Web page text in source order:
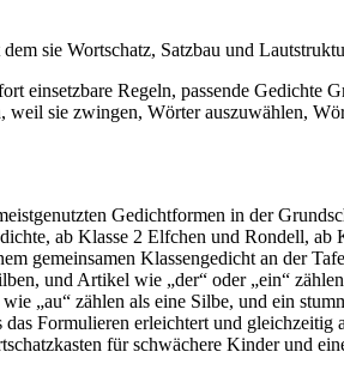
sie Wortschatz, Satzbau und
einsetzbare Regeln, passende
sie zwingen, Wörter auszuwählen,
Gedichtformen in der
ab Klasse 2 Elfchen und Rondell,
gemeinsamen Klassengedicht an der
und Artikel wie „der“ oder „ein“
„au“ zählen als eine Silbe, und ein
Formulieren erleichtert und gleichzeitig
für schwächere Kinder und